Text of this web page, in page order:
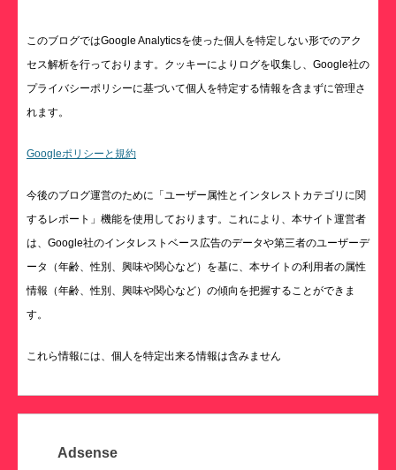
このブログではGoogle Analyticsを使った個人を特定しない形でのアク
セス解析を行っております。クッキーによりログを収集し、Google社の
プライバシーポリシーに基づいて個人を特定する情報を含まずに管理さ
れます。
Googleポリシーと規約
今後のブログ運営のために「ユーザー属性とインタレストカテゴリに関
するレポート」機能を使用しております。これにより、本サイト運営者
は、Google社のインタレストベース広告のデータや第三者のユーザーデ
ータ（年齢、性別、興味や関心など）を基に、本サイトの利用者の属性
情報（年齢、性別、興味や関心など）の傾向を把握することができま
す。
これら情報には、個人を特定出来る情報は含みません
Adsense